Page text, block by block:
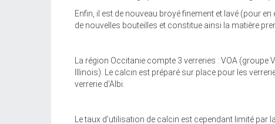
Enfin, il est de nouveau broyé finement et lavé (pour
de nouvelles bouteilles et constitue ainsi la matière
La région Occitanie compte 3 verreries : VOA
Illinois). Le calcin est préparé sur place pour les
verrerie d’Albi.
Le taux d'utilisation de calcin est cependant limité par